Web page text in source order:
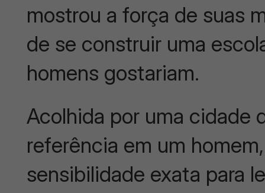
mostrou a força de suas
de se construir uma
homens gostariam.
Acolhida por uma cidade
referência em um
sensibilidade exata para